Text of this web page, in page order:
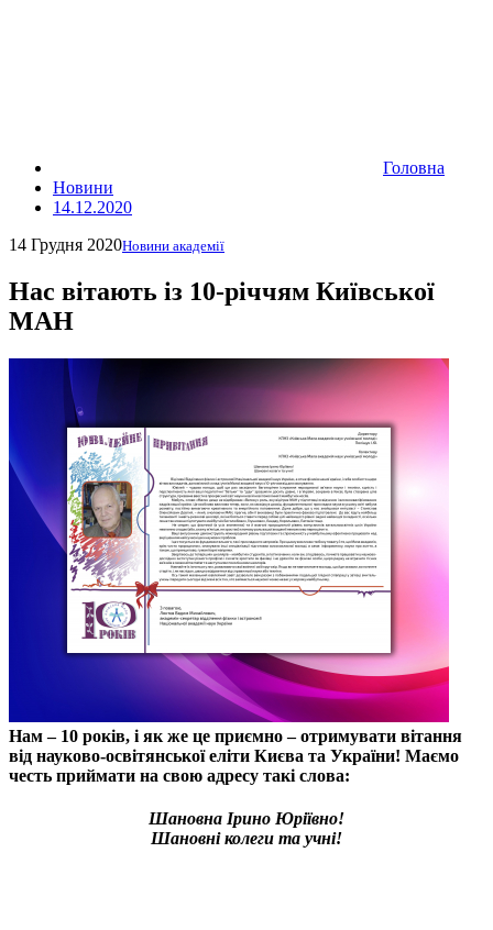
Головна
Новини
14.12.2020
14 Грудня 2020Новини академії
Нас вітають із 10-річчям Київської
МАН
Нам – 10 років, і як же це приємно – отримувати вітання
від науково-освітянської еліти Києва та України! Маємо
честь приймати на свою адресу такі слова:
Шановна Ірино Юріївно!
Шановні колеги та учні!